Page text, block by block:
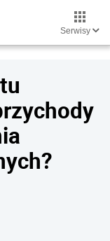
Serwisy